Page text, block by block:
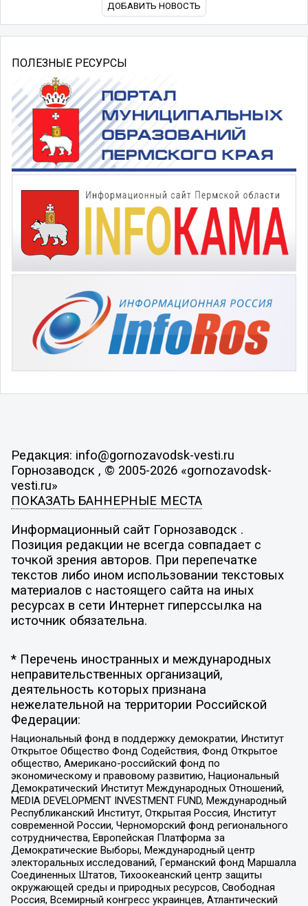
ДОБАВИТЬ НОВОСТЬ
ПОЛЕЗНЫЕ РЕСУРСЫ
Редакция: info@gornozavodsk-vesti.ru
Горнозаводск , © 2005-2026 «gornozavodsk-
vesti.ru»
ПОКАЗАТЬ БАННЕРНЫЕ МЕСТА
Информационный сайт Горнозаводск .
Позиция редакции не всегда совпадает с
точкой зрения авторов. При перепечатке
текстов либо ином использовании текстовых
материалов с настоящего сайта на иных
ресурсах в сети Интернет гиперссылка на
источник обязательна.
* Перечень иностранных и международных
неправительственных организаций,
деятельность которых признана
нежелательной на территории Российской
Федерации:
Национальный фонд в поддержку демократии, Институт
Открытое Общество Фонд Содействия, Фонд Открытое
общество, Американо-российский фонд по
экономическому и правовому развитию, Национальный
Демократический Институт Международных Отношений,
MEDIA DEVELOPMENT INVESTMENT FUND, Международный
Республиканский Институт, Открытая Россия, Институт
современной России, Черноморский фонд регионального
сотрудничества, Европейская Платформа за
Демократические Выборы, Международный центр
электоральных исследований, Германский фонд Маршалла
Соединенных Штатов, Тихоокеанский центр защиты
окружающей среды и природных ресурсов, Свободная
Россия, Всемирный конгресс украинцев, Атлантический